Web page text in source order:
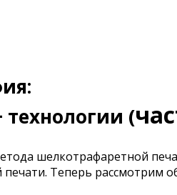
технологии (
шелкотрафаретной
Теперь рассмотрим